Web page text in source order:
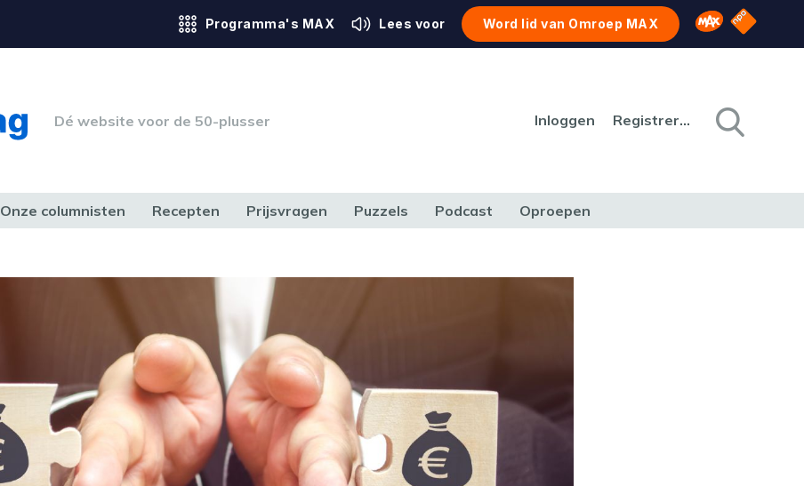
Programma's MAX Lees voor Word lid van Omroep MAX Omroep MAX
NPO
Dé website voor de 50-plusser Inloggen Registreren
Onze columnisten Recepten Prijsvragen Puzzels Podcast Oproepen